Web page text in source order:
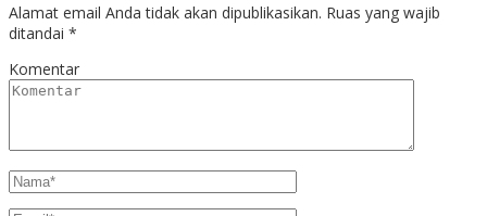
Alamat email Anda tidak akan dipublikasikan. Ruas yang wajib
ditandai *
Komentar